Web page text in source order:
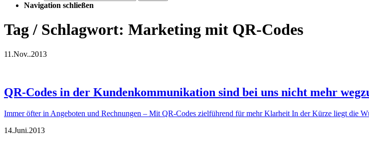
Navigation schließen
Tag / Schlagwort: Marketing mit QR-Codes
11.Nov..2013
QR-Codes in der Kundenkommunikation sind bei uns nicht mehr
Immer öfter in Angeboten und Rechnungen – Mit QR-Codes zielführend für mehr Klarheit In der Kürze liegt die
14.Juni.2013